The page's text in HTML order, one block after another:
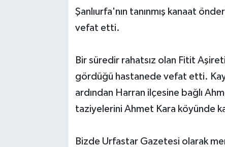
Şanlıurfa'nın tanınmış kanaat
vefat etti.
Bir süredir rahatsız olan Fitit
gördüğü hastanede vefat etti.
ardından Harran ilçesine bağlı
taziyelerini Ahmet Kara köyünde
Bizde Urfastar Gazetesi olarak